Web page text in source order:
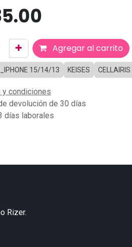
Agregar al carrito
15/14/13 KEISES CELLAIRIS
y condiciones
devolución de 30 días
días laborales
Rizer.